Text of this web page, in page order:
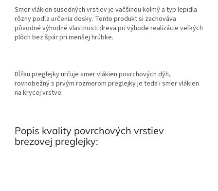
Smer vlákien susedných vrstiev je väčšinou kolmý a typ lepidla
rôzny podľa určenia dosky. Tento produkt si zachováva
pôvodné výhodné vlastnosti dreva pri výhode realizácie veľkých
plôch bez špár pri menšej hrúbke.
Dĺžku preglejky určuje smer vlákien povrchových dýh,
rovnobežný s prvým rozmerom preglejky je teda i smer vlákien
na krycej vrstve.
Popis kvality povrchových vrstiev
brezovej preglejky: